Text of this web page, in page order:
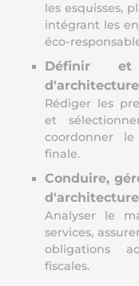
les esquisses,
intégrant les
éco-
Définir
Rédiger les
et
coordonner
finale.
Conduire,
Analyser le
services,
obligations
fiscales.